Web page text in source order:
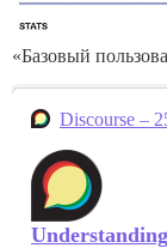
«Базовый
Discourse –